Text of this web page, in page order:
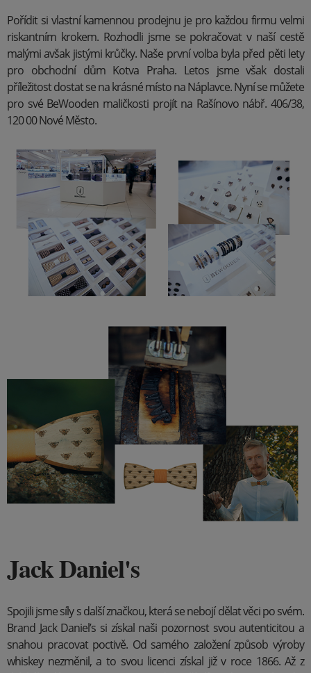
Pořídit si vlastní kamennou prodejnu je pro každou firmu velmi
riskantním krokem. Rozhodli jsme se pokračovat v naší cestě
malými avšak jistými krůčky. Naše první volba byla před pěti lety
pro obchodní dům Kotva Praha. Letos jsme však dostali
příležitost dostat se na krásné místo na Náplavce. Nyní se můžete
pro své BeWooden maličkosti projít na Rašínovo nábř. 406/38,
120 00 Nové Město.
Jack Daniel's
Spojili jsme síly s další značkou, která se nebojí dělat věci po svém.
Brand Jack Daniel’s si získal naši pozornost svou autenticitou a
snahou pracovat poctivě. Od samého založení způsob výroby
whiskey nezměnil, a to svou licenci získal již v roce 1866. Až z